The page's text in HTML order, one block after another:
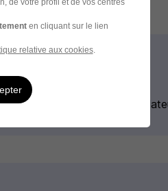
Emploi
de votre profil et de vos centres
en cliquant sur le lien
relative aux cookies.